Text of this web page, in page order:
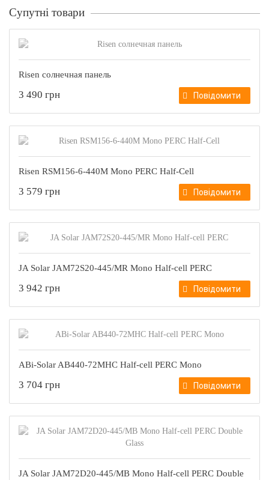
Супутні товари
Risen солнечная панель
3 490 грн Повідомити
Risen RSM156-6-440M Моno PERC Half-Cell
3 579 грн Повідомити
JA Solar JAM72S20-445/MR Mono Half-cell PERC
3 942 грн Повідомити
ABi-Solar AB440-72MHC Half-cell PERC Mono
3 704 грн Повідомити
JA Solar JAM72D20-445/MB Mono Half-cell PERC Double